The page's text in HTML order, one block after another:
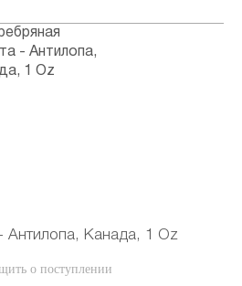
Антилопа, Канада, 1 Oz
о поступлении